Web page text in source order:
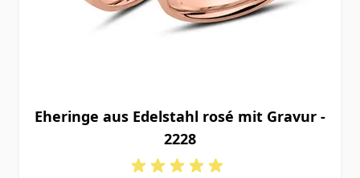
Eheringe aus Edelstahl rosé mit Gravur -
2228